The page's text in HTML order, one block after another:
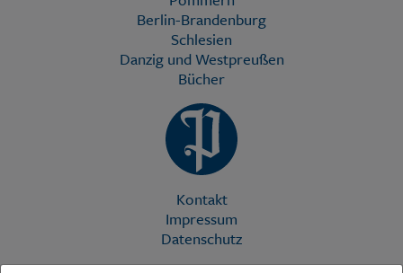
Berlin-Brandenburg
Schlesien
Danzig und Westpreußen
Bücher
Kontakt
Impressum
Datenschutz